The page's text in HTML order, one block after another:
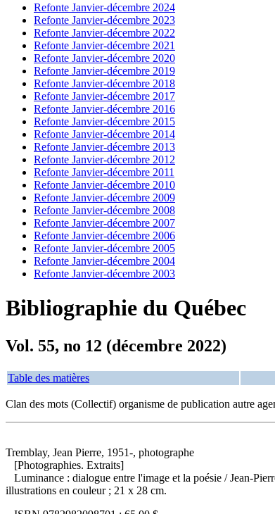
Refonte Janvier-décembre 2024
Refonte Janvier-décembre 2023
Refonte Janvier-décembre 2022
Refonte Janvier-décembre 2021
Refonte Janvier-décembre 2020
Refonte Janvier-décembre 2019
Refonte Janvier-décembre 2018
Refonte Janvier-décembre 2017
Refonte Janvier-décembre 2016
Refonte Janvier-décembre 2015
Refonte Janvier-décembre 2014
Refonte Janvier-décembre 2013
Refonte Janvier-décembre 2012
Refonte Janvier-décembre 2011
Refonte Janvier-décembre 2010
Refonte Janvier-décembre 2009
Refonte Janvier-décembre 2008
Refonte Janvier-décembre 2007
Refonte Janvier-décembre 2006
Refonte Janvier-décembre 2005
Refonte Janvier-décembre 2004
Refonte Janvier-décembre 2003
Bibliographie du Québec
Vol. 55, no 12 (décembre 2022)
Table des matières
Clan des mots (Collectif) organisme de publication autre
Tremblay, Jean Pierre, 1951-, photographe
[Photographies. Extraits]
Luminance : dialogue entre l'image et la poésie / Jean-
illustrations en couleur ; 21 x 28 cm.